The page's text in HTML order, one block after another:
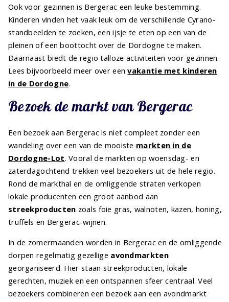
Ook voor gezinnen is Bergerac een leuke bestemming.
Kinderen vinden het vaak leuk om de verschillende Cyrano-
standbeelden te zoeken, een ijsje te eten op een van de
pleinen of een boottocht over de Dordogne te maken.
Daarnaast biedt de regio talloze activiteiten voor gezinnen.
Lees bijvoorbeeld meer over eenvakantie met kinderen
in de Dordogne.
Bezoek de markt van Bergerac
Een bezoek aan Bergerac is niet compleet zonder een
wandeling over een van de mooiste markten in de
Dordogne-Lot. Vooral de markten op woensdag- en
zaterdagochtend trekken veel bezoekers uit de hele regio.
Rond de markthal en de omliggende straten verkopen
lokale producenten een groot aanbod aan
streekproducten zoals foie gras, walnoten, kazen, honing,
truffels en Bergerac-wijnen.
In de zomermaanden worden in Bergerac en de omliggende
dorpen regelmatig gezellige avondmarkten
georganiseerd. Hier staan streekproducten, lokale
gerechten, muziek en een ontspannen sfeer centraal. Veel
bezoekers combineren een bezoek aan een avondmarkt